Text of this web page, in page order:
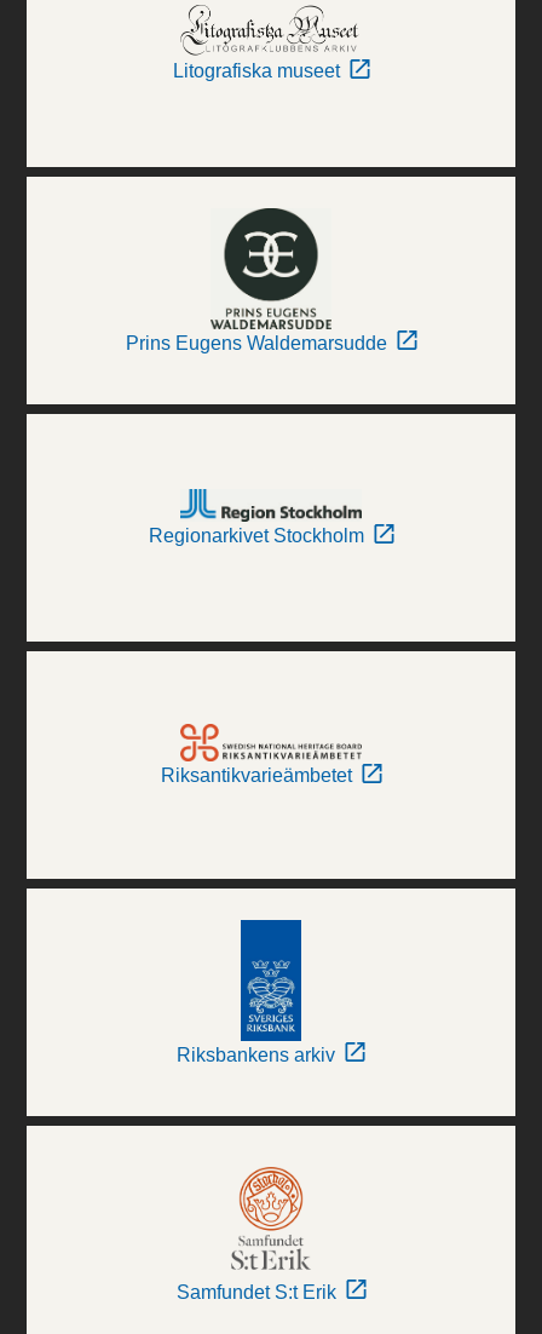
Litografiska museet
Prins Eugens Waldemarsudde
Regionarkivet Stockholm
Riksantikvarieämbetet
Riksbankens arkiv
Samfundet S:t Erik